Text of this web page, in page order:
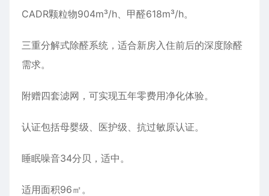
CADR颗粒物904m³/h、甲醛618m³/h。
三重分解式除醛系统，适合新房入住前后的深度除醛
需求。
附赠四套滤网，可实现五年零费用净化体验。
认证包括母婴级、医护级、抗过敏原认证。
睡眠噪音34分贝，适中。
适用面积96㎡。